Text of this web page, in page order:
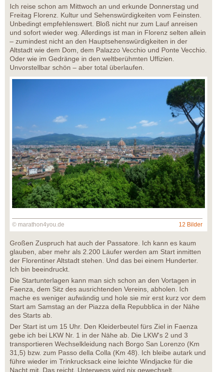
Ich reise schon am Mittwoch an und erkunde Donnerstag und
Freitag Florenz. Kultur und Sehenswürdigkeiten vom Feinsten.
Unbedingt empfehlenswert. Bloß nicht nur zum Lauf anreisen
und sofort wieder weg. Allerdings ist man in Florenz selten allein
– zumindest nicht an den Hauptsehenswürdigkeiten in der
Altstadt wie dem Dom, dem Palazzo Vecchio und Ponte Vecchio.
Oder wie im Gedränge in den weltberühmten Uffizien.
Unvorstellbar schön – aber total überlaufen.
© marathon4you.de 12 Bilder
Großen Zuspruch hat auch der Passatore. Ich kann es kaum
glauben, aber mehr als 2.200 Läufer werden am Start inmitten
der Florentiner Altstadt stehen. Und das bei einem Hunderter.
Ich bin beeindruckt.
Die Startunterlagen kann man sich schon an den Vortagen in
Faenza, dem Sitz des ausrichtenden Vereins, abholen. Ich
mache es weniger aufwändig und hole sie mir erst kurz vor dem
Start am Samstag an der Piazza della Repubblica in der Nähe
des Starts ab.
Der Start ist um 15 Uhr. Den Kleiderbeutel fürs Ziel in Faenza
gebe ich bei LKW Nr. 1 in der Nähe ab. Die LKW's 2 und 3
transportieren Wechselkleidung nach Borgo San Lorenzo (Km
31,5) bzw. zum Passo della Colla (Km 48). Ich bleibe autark und
führe wieder im Trinkrucksack eine leichte Windjacke für die
Nacht mit. Das reicht. Unterwegs wird nix gewechselt.